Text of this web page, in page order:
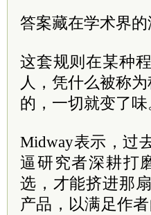
答案藏在学术界
这套规则在某种
人，凭什么被称
的，一切就变了味
Midway表示，过
逼研究者深耕打
选，才能挤进那
产品，以满足作